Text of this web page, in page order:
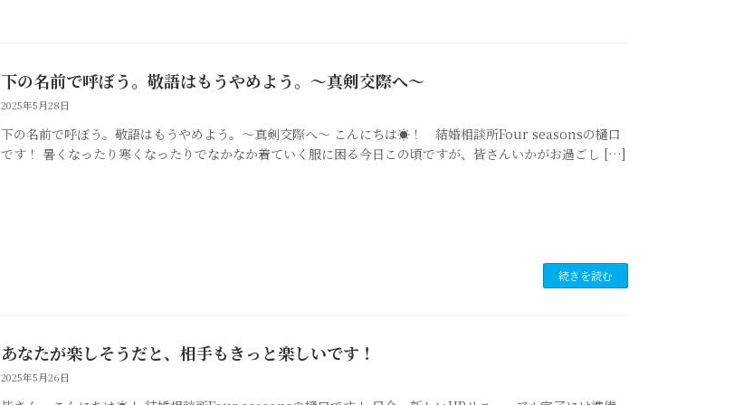
下の名前で呼ぼう。敬語はもうやめよう。～真剣交際へ～
2025年5月28日
下の名前で呼ぼう。敬語はもうやめよう。～真剣交際へ～ こんにちは☀！ 結婚相談所Four seasonsの樋口
です！ 暑くなったり寒くなったりでなかなか着ていく服に困る今日この頃ですが、皆さんいかがお過ごし […]
続きを読む
あなたが楽しそうだと、相手もきっと楽しいです！
2025年5月26日